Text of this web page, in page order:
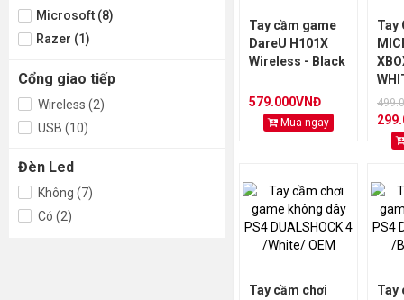
Microsoft (8)
Razer (1)
Cổng giao tiếp
Wireless (2)
USB (10)
Đèn Led
Không (7)
Có (2)
Tay cầm game
DareU H101X
Wireless - Black
579.000VNĐ
Mua ngay
Tay
Tay cầm chơi
Tay